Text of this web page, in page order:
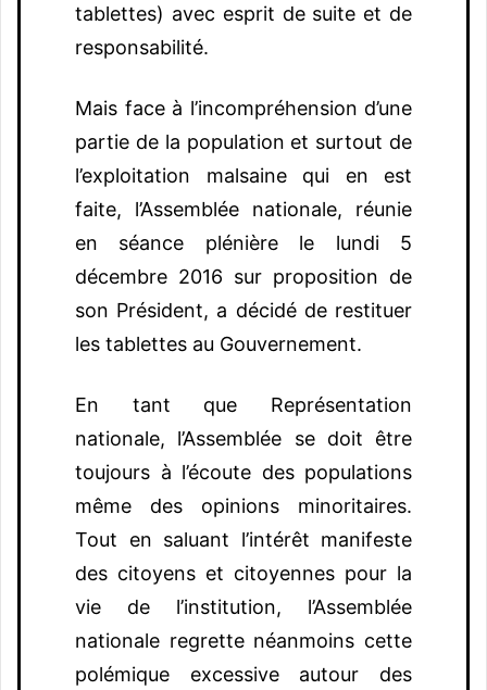
tablettes) avec esprit de suite et de
responsabilité.
Mais face à l’incompréhension d’une
partie de la population et surtout de
l’exploitation malsaine qui en est
faite, l’Assemblée nationale, réunie
en séance plénière le lundi 5
décembre 2016 sur proposition de
son Président, a décidé de restituer
les tablettes au Gouvernement.
En tant que Représentation
nationale, l’Assemblée se doit être
toujours à l’écoute des populations
même des opinions minoritaires.
Tout en saluant l’intérêt manifeste
des citoyens et citoyennes pour la
vie de l’institution, l’Assemblée
nationale regrette néanmoins cette
polémique excessive autour des